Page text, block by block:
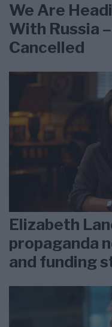
We Are
With Russia
Cancelled
Elizabeth
propaganda
and funding